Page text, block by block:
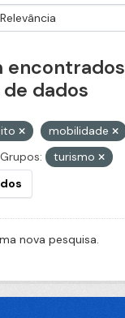
encontrados
dados
mobilidade
Grupos:
turismo
nova pesquisa.